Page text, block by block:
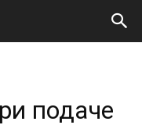
подаче